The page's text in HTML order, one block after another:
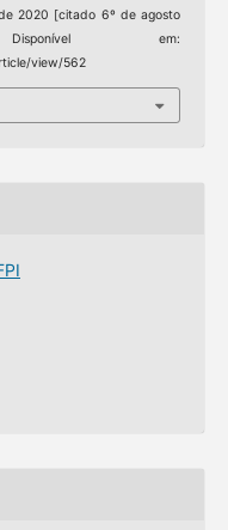
2020 [citado 6º de agosto
em:
view/562